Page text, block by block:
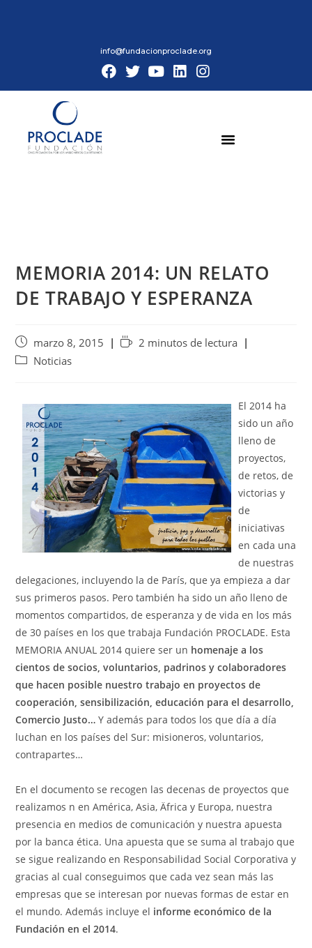
info@fundacionproclade.org
MEMORIA 2014: UN RELATO
DE TRABAJO Y ESPERANZA
marzo 8, 2015
2 minutos de lectura
Noticias
El 2014 ha
sido un año
lleno de
proyectos,
de retos, de
victorias y
de
iniciativas
en cada una
de nuestras
delegaciones, incluyendo la de París, que ya empieza a dar
sus primeros pasos. Pero también ha sido un año lleno de
momentos compartidos, de esperanza y de vida en los más
de 30 países en los que trabaja Fundación PROCLADE. Esta
MEMORIA ANUAL 2014 quiere ser un homenaje a los
cientos de socios, voluntarios, padrinos y colaboradores
que hacen posible nuestro trabajo en proyectos de
cooperación, sensibilización, educación para el desarrollo,
Comercio Justo…Y además para todos los que día a día
luchan en los países del Sur: misioneros, voluntarios,
contrapartes…
En el documento se recogen las decenas de proyectos que
realizamos n en América, Asia, Äfrica y Europa, nuestra
presencia en medios de comunicación y nuestra apuesta
por la banca ética. Una apuesta que se suma al trabajo que
se sigue realizando en Responsabilidad Social Corporativa y
gracias al cual conseguimos que cada vez sean más las
empresas que se interesan por nuevas formas de estar en
el mundo. Además incluye el informe económico de la
Fundación en el 2014.